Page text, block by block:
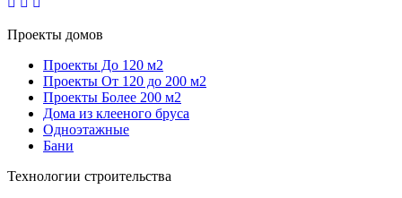
Проекты домов
Проекты До 120 м2
Проекты От 120 до 200 м2
Проекты Более 200 м2
Дома из клееного бруса
Одноэтажные
Бани
Технологии строительства